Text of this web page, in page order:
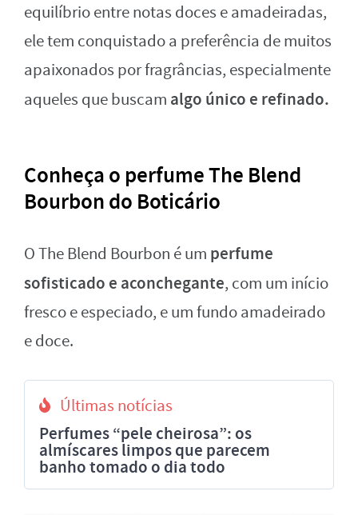
equilíbrio entre notas doces e amadeiradas,
ele tem conquistado a preferência de muitos
apaixonados por fragrâncias, especialmente
aqueles que buscam algo único e refinado.
Conheça o perfume The Blend
Bourbon do Boticário
O The Blend Bourbon é um perfume
sofisticado e aconchegante, com um início
fresco e especiado, e um fundo amadeirado
e doce.
Últimas notícias
Perfumes “pele cheirosa”: os
almíscares limpos que parecem
banho tomado o dia todo